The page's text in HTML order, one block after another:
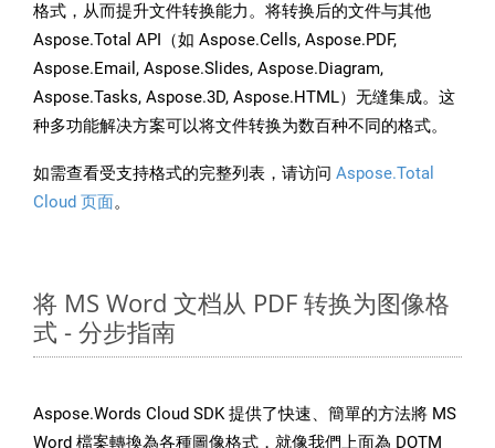
格式，从而提升文件转换能力。将转换后的文件与其他
Aspose.Total API（如 Aspose.Cells, Aspose.PDF,
Aspose.Email, Aspose.Slides, Aspose.Diagram,
Aspose.Tasks, Aspose.3D, Aspose.HTML）无缝集成。这
种多功能解决方案可以将文件转换为数百种不同的格式。
如需查看受支持格式的完整列表，请访问 Aspose.Total
Cloud 页面。
将 MS Word 文档从 PDF 转换为图像格
式 - 分步指南
Aspose.Words Cloud SDK 提供了快速、簡單的方法將 MS
Word 檔案轉換為各種圖像格式，就像我們上面為 DOTM